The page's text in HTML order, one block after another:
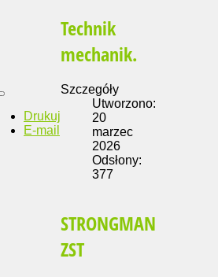
Technik
mechanik.
Drukuj
E-mail
Szczegóły
Utworzono:
20
marzec
2026
Odsłony:
377
STRONGMAN
ZST